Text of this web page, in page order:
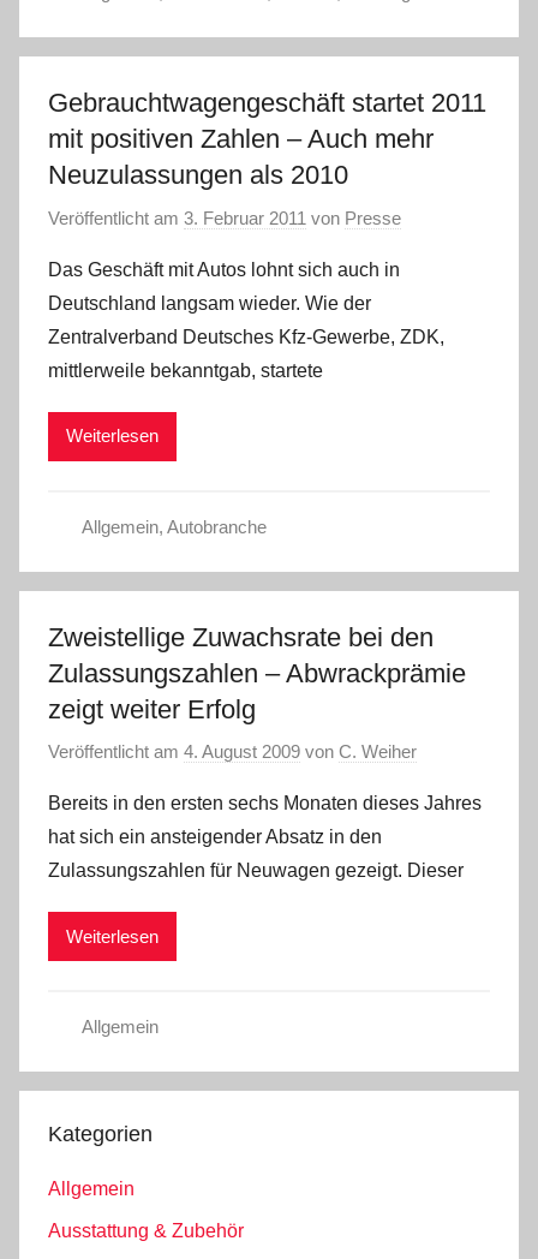
Gebrauchtwagengeschäft startet 2011
mit positiven Zahlen – Auch mehr
Neuzulassungen als 2010
Veröffentlicht am 3. Februar 2011 von Presse
Das Geschäft mit Autos lohnt sich auch in
Deutschland langsam wieder. Wie der
Zentralverband Deutsches Kfz-Gewerbe, ZDK,
mittlerweile bekanntgab, startete
Weiterlesen
Allgemein, Autobranche
Zweistellige Zuwachsrate bei den
Zulassungszahlen – Abwrackprämie
zeigt weiter Erfolg
Veröffentlicht am 4. August 2009 von C. Weiher
Bereits in den ersten sechs Monaten dieses Jahres
hat sich ein ansteigender Absatz in den
Zulassungszahlen für Neuwagen gezeigt. Dieser
Weiterlesen
Allgemein
Kategorien
Allgemein
Ausstattung & Zubehör